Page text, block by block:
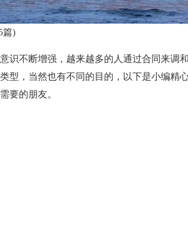
篇)
识不断增强，越来越多的人通过合同来调
型，当然也有不同的目的，以下是小编精
要的朋友。